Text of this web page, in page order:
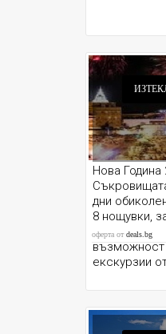
Нова Година
дни
8 нощувки,
летищни
възможност
екскурзии
оферта отdeals.bg